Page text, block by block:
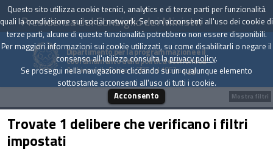
Presidenza del Consiglio dei Ministri
Dipartimento per la programmazione e il
coordinamento della politica economica
Archivio delle Delibere CIPE dal 1967 a oggi
Trovate 1 delibere che verificano i filtri
impostati
Mostra filtri
Questo sito utilizza cookie tecnici, analytics e di terze parti per funzionalità
quali la condivisione sui social network. Se non acconsenti all'uso dei cookie di
terze parti, alcune di queste funzionalità potrebbero non essere disponibili.
Per maggiori informazioni sui cookie utilizzati, su come disabilitarli o negare il
consenso all'utilizzo consulta laprivacy policy.
Se prosegui nella navigazione cliccando su un qualunque elemento
sottostante acconsenti all'uso di tutti i cookie.
Acconsento